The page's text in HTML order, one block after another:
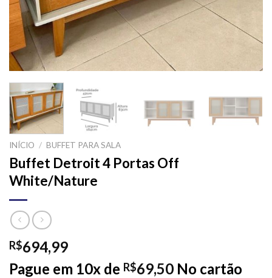
INÍCIO / BUFFET PARA SALA
Buffet Detroit 4 Portas Off
White/Nature
R$694,99
Pague em 10x de R$69,50 No cartão